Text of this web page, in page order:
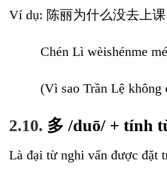
Ví dụ: 陈丽为什么没去上课
Chén Lì wèishénme
(Vì sao Trần Lệ không
2.10. 多 /duō/ + tính
Là đại từ nghi vấn được đặt